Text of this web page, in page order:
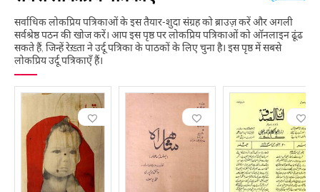
सर्वाधिक लोकप्रिय पत्रिकाओं के इस तैयार-शुदा संग्रह को ब्राउज़ करें और अगली
सर्वश्रेष्ठ पठन की खोज करें। आप इस पृष्ठ पर लोकप्रिय पत्रिकाओं को ऑनलाइन ढूंढ
सकते हैं, जिन्हें रेख़्ता ने उर्दू पत्रिका के पाठकों के लिए चुना है। इस पृष्ठ में सबसे
लोकप्रिय उर्दू पत्रिकाएँ हैं।